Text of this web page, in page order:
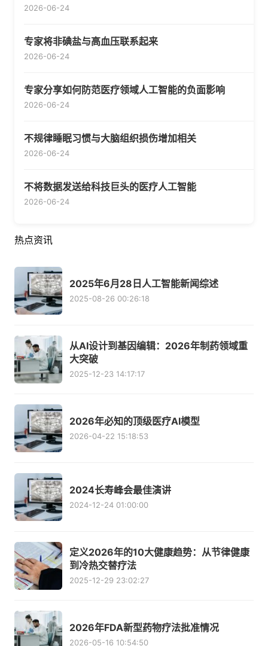
2026-06-24
专家将非碘盐与高血压联系起来
2026-06-24
专家分享如何防范医疗领域人工智能的负面影响
2026-06-24
不规律睡眠习惯与大脑组织损伤增加相关
2026-06-24
不将数据发送给科技巨头的医疗人工智能
2026-06-24
热点资讯
2025年6月28日人工智能新闻综述
2025-08-26 00:26:18
从AI设计到基因编辑：2026年制药领域重
大突破
2025-12-23 14:17:17
2026年必知的顶级医疗AI模型
2026-04-22 15:18:53
2024长寿峰会最佳演讲
2024-12-24 01:00:00
定义2026年的10大健康趋势：从节律健康
到冷热交替疗法
2025-12-29 23:02:27
2026年FDA新型药物疗法批准情况
2026-05-16 10:54:50